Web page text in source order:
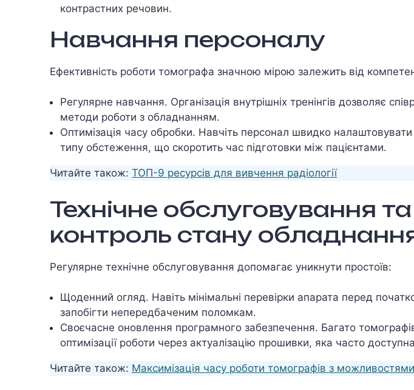
контрастних речовин.
Навчання персоналу
Ефективність роботи томографа значною мірою залежить від
Регулярне навчання. Організація внутрішніх тренінгів дозволяє
методи роботи з обладнанням.
Оптимізація часу обробки. Навчіть персонал швидко
типу обстеження, що скоротить час підготовки між пацієнтами.
Читайте також: ТОП-9 ресурсів для вивчення радіології
Технічне обслуговування та
контроль стану
Регулярне технічне обслуговування допомагає уникнути простоїв:
Щоденний огляд. Навіть мінімальні перевірки апарата перед
запобігти непередбаченим поломкам.
Своєчасне оновлення програмного забезпечення. Багато
оптимізації роботи через актуалізацію прошивки, яка часто
Читайте також: Максимізація часу роботи томографів з